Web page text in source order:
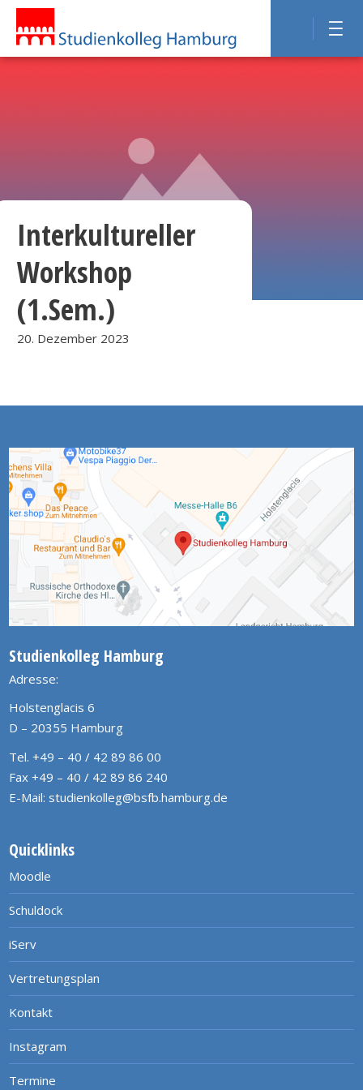
Interkultureller
Workshop
(1.Sem.)
20. Dezember 2023
Studienkolleg Hamburg
Adresse:
Holstenglacis 6
D – 20355 Hamburg
Tel. +49 – 40 / 42 89 86 00
Fax +49 – 40 / 42 89 86 240
E-Mail: studienkolleg@bsfb.hamburg.de
Quicklinks
Moodle
Schuldock
iServ
Vertretungsplan
Kontakt
Instagram
Termine